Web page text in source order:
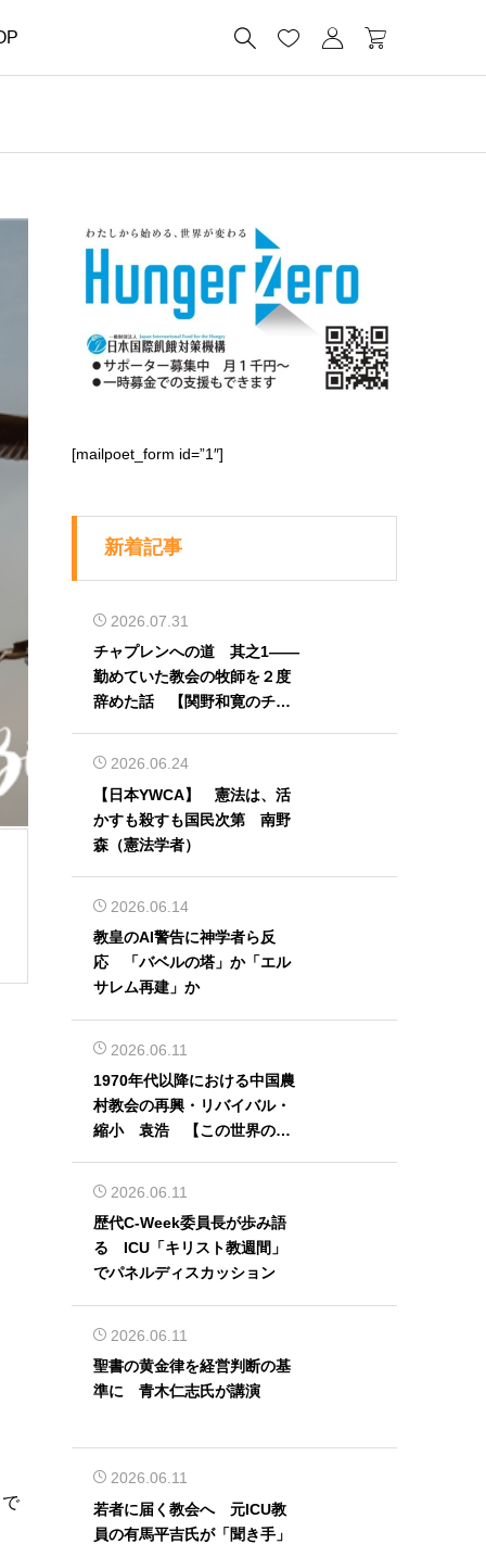
   
[mailpoet_form id=”1″]
新着記事
2026.07.31
チャプレンへの道 其之1――
勤めていた教会の牧師を２度
辞めた話 【関野和寛のチャ
2026.06.24
【日本YWCA】 憲法は、活
かすも殺すも国民次第 南野
森（憲法学者）
2026.06.14
教皇のAI警告に神学者ら反
応 「バベルの塔」か「エル
サレム再建」か
2026.06.11
1970年代以降における中国農
村教会の再興・リバイバル・
縮小 袁浩 【この世界の片
2026.06.11
歴代C-Week委員長が歩み語
る ICU「キリスト教週間」
でパネルディスカッション
2026.06.11
聖書の黄金律を経営判断の基
準に 青木仁志氏が講演
2026.06.11
若者に届く教会へ 元ICU教
員の有馬平吉氏が「聞き手」